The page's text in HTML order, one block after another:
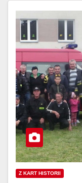
Z KART HISTORII